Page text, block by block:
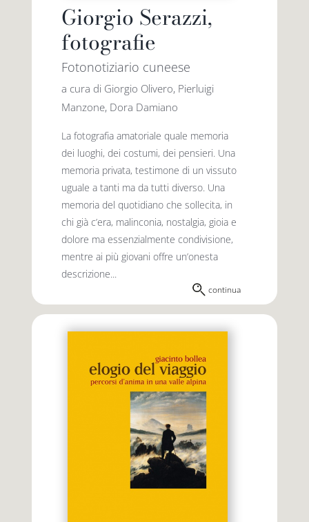
Giorgio Serazzi,
fotografie
Fotonotiziario cuneese
a cura di Giorgio Olivero, Pierluigi
Manzone, Dora Damiano
La fotografia amatoriale quale memoria
dei luoghi, dei costumi, dei pensieri. Una
memoria privata, testimone di un vissuto
uguale a tanti ma da tutti diverso. Una
memoria del quotidiano che sollecita, in
chi già c’era, malinconia, nostalgia, gioia e
dolore ma essenzialmente condivisione,
mentre ai più giovani offre un’onesta
descrizione...
continua